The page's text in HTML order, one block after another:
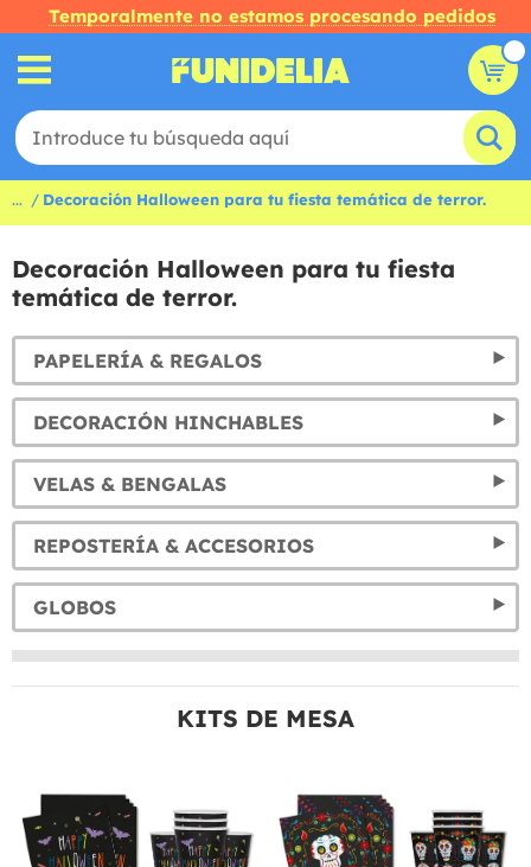
Temporalmente no estamos procesando pedidos
... Decoración Halloween para tu fiesta temática de terror.
Decoración Halloween para tu fiesta
temática de terror.
PAPELERÍA & REGALOS
DECORACIÓN HINCHABLES
VELAS & BENGALAS
REPOSTERÍA & ACCESORIOS
GLOBOS
KITS DE MESA